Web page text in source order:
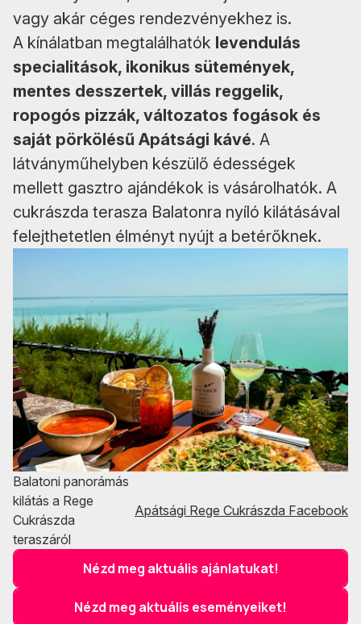
vagy akár céges rendezvényekhez is.
A kínálatban megtalálhatók levendulás
specialitások, ikonikus sütemények,
mentes desszertek, villás reggelik,
ropogós pizzák, változatos fogások és
saját pörkölésű Apátsági kávé. A
látványműhelyben készülő édességek
mellett gasztro ajándékok is vásárolhatók. A
cukrászda terasza Balatonra nyíló kilátásával
felejthetetlen élményt nyújt a betérőknek.
Balatoni panorámás
kilátás a Rege
Cukrászda
teraszáról
Apátsági Rege Cukrászda Facebook
Nézd meg aktuális ajánlatukat!
Nézd meg aktuális eseményeiket!